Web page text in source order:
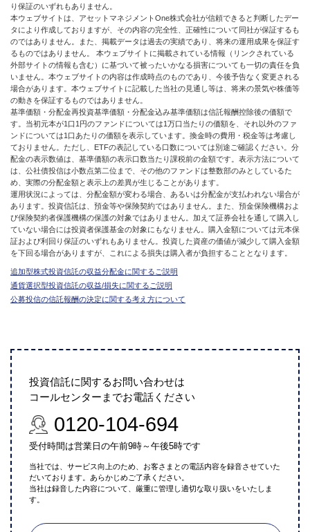
り保証のいずれもありません。
本ウェブサイトは、アセットマネジメントOne株式会社が信頼できると判断したデー
タにより作成しておりますが、その内容の完全性、正確性について同社が保証するも
のではありません。また、掲載データは過去の実績であり、将来の運用成果を保証す
るものではありません。 本ウェブサイトに掲載されている情報（リンクされている
外部サイトの情報も含む）に基づいて被ったいかなる損害についても一切の責任を負
いません。本ウェブサイトの内容は作成時点のものであり、今後予告なく変更される
場合があります。本ウェブサイトに記載した当社の見通し等は、将来の景気や株価等
の動きを保証するものではありません。
基準価額・分配金再投資基準価額・分配金込み基準価額は信託報酬控除後の価額で
す。当初元本が1口1円のファンドについては1万口当たりの価額を、それ以外のファ
ンドについては1口あたりの価額を表示しています。換金時の費用・税金等は考慮し
ておりません。ただし、ETFの表記している口数については別途ご確認ください。分
配金の表示数値は、基準価額の表示口数当たり課税前の金額です。表示方法について
は、公社債投信は小数点第二位まで、その他のファンドは整数部のみとしているた
め、実際の分配金額と表示上の差異が生じることがあります。
運用状況によっては、分配金額が変わる場合、あるいは分配金が支払われない場合が
あります。投資信託は、預金等や保険契約ではありません。また、預金保険機構およ
び保険契約者保護機構の保護の対象ではありません。加えて証券会社を通して購入し
ていない場合には投資者保護基金の対象にもなりません。購入金額については元本保
証および利回り保証のいずれもありません。投資した資産の価値が減少して購入金額
を下回る場合がありますが、これによる損失は購入者が負担することとなります。
追加型株式投資信託の収益分配金に関するご説明
通貨選択型投資信託の収益/損失に関するご説明
公募投信の信託報酬の決定に関する考え方について
投資信託に関するお問い合わせは
コールセンターまでお電話ください
0120-104-694
受付時間は営業日の午前9時～午後5時です
当社では、サービス向上のため、お客さまとの電話内容を録音させていた
だいております。あらかじめご了承ください。
当社は録音した内容について、厳重に管理し適切な取り扱いをいたしま
す。